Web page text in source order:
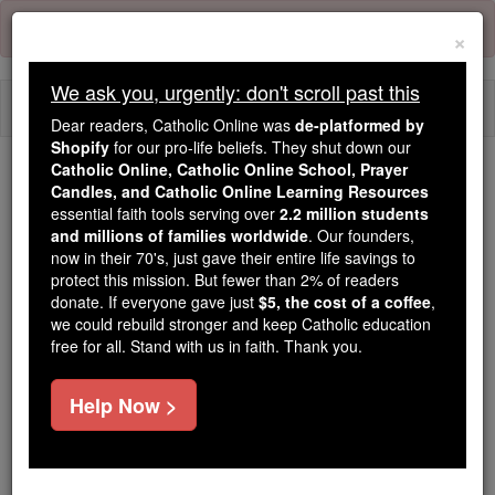
Skip
content
Trending:
Daily Reading for Thursday, October ...
Today's Reading The Mysteries of the Rosary
Ézéchiel - Chapitre 40
Ézéchiel ⌄
Dans la vingt -cinquième année de notre captivité,
×
We ask you, urgently: don't scroll past this
Dear readers, Catholic Online was de-platformed by
Shopify for our pro-life beliefs. They shut down our
Catholic Online, Catholic Online School, Prayer
Candles, and Catholic Online Learning Resources
essential faith tools serving over 2.2 million students
and millions of families worldwide. Our founders,
now in their 70's, just gave their entire life savings to
protect this mission. But fewer than 2% of readers
donate. If everyone gave just $5, the cost of a coffee,
we could rebuild stronger and keep Catholic education
free for all. Stand with us in faith. Thank you.
Help Now >